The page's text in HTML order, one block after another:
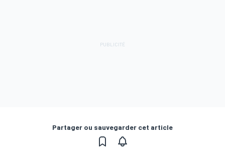
Partager ou sauvegarder cet article